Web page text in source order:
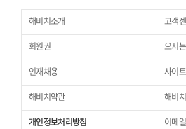
해비치소개 고객
회원권 오시
인재채용 사이
해비치약관 해비
개인정보처리방침 이메